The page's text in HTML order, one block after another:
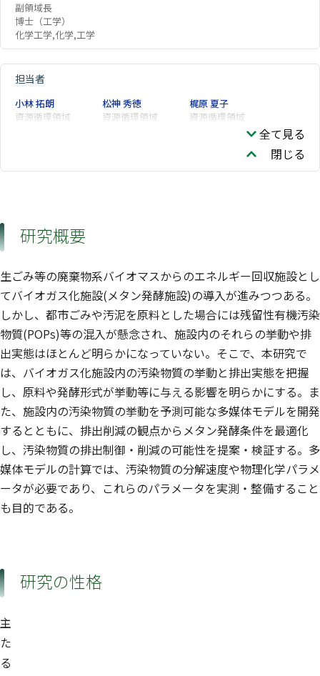
副領域長
博士（工学）
化学工学,化学,工学
担当者
小林 拓朗
資源循環領域
松神 秀徳
資源循環領域
梶原 夏子
資源循環領域
全て見る
閉じる
研究概要
生ごみ等の廃棄物系バイオマスからのエネルギー回収施設とし
てバイオガス化施設(メタン発酵施設)の導入が進みつつある。
しかし、都市ごみや汚泥を原料とした場合には残留性有機汚染
物質(POPs)等の混入が懸念され、施設内のそれらの挙動や排
出実態はほとんど明らかになっていない。そこで、本研究で
は、バイオガス化施設内の汚染物質の挙動と排出実態を把握
し、原料や発酵形式が挙動等に与える影響を明らかにする。ま
た、施設内の汚染物質の挙動を予測可能な多媒体モデルを開発
するとともに、排出削減の観点からメタン発酵条件を最適化
し、汚染物質の排出制御・削減の可能性を提案・検証する。多
媒体モデルの計算では、汚染物質の分解速度や物理化学パラメ
ータが必要であり、これらのパラメータを実測・整備すること
も目的である。
研究の性格
主
た
る